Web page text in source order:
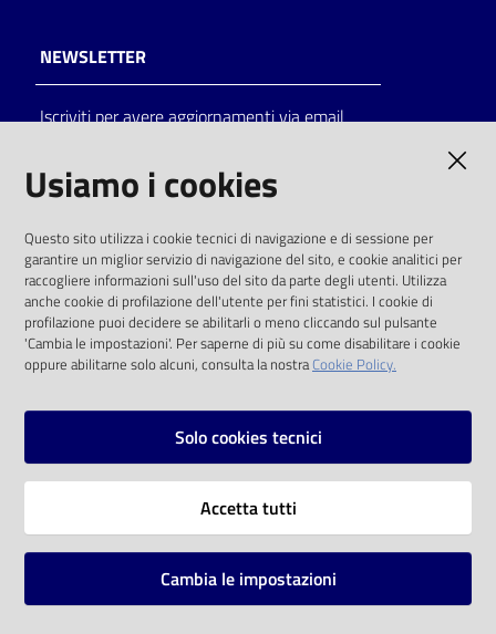
Catalogo
on line
Eventi
Chiedi al
bibliotecario
NEWSLETTER
Iscriviti per avere aggiornamenti via email
solo alle condizioni previste dalla direttiva
comunitaria 2003/98/CE e dal d.lgs. 36/2006
SOCIAL
Instagram
Vai alla pagina
Mappa del sito
Usiamo i cookies
Questo sito utilizza i cookie tecnici di navigazione e di sessione per
garantire un miglior servizio di navigazione del sito, e cookie analitici per
raccogliere informazioni sull'uso del sito da parte degli utenti. Utilizza
anche cookie di profilazione dell'utente per fini statistici. I cookie di
profilazione puoi decidere se abilitarli o meno cliccando sul pulsante
'Cambia le impostazioni'. Per saperne di più su come disabilitare i cookie
oppure abilitarne solo alcuni, consulta la nostraCookie Policy.
Solo cookies tecnici
Accetta tutti
Cambia le impostazioni